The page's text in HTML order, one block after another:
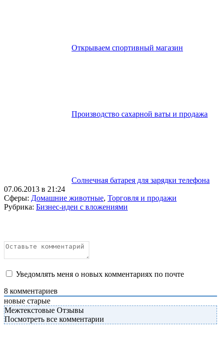
Открываем спортивный магазин
Производство сахарной ваты и продажа
Солнечная батарея для зарядки телефона
07.06.2013 в 21:24
Сферы: Домашние животные, Торговля и продажи
Рубрика: Бизнес-идеи с вложениями
Уведомлять меня о новых комментариях по почте
8 комментариев
новые старые
Межтекстовые Отзывы
Посмотреть все комментарии